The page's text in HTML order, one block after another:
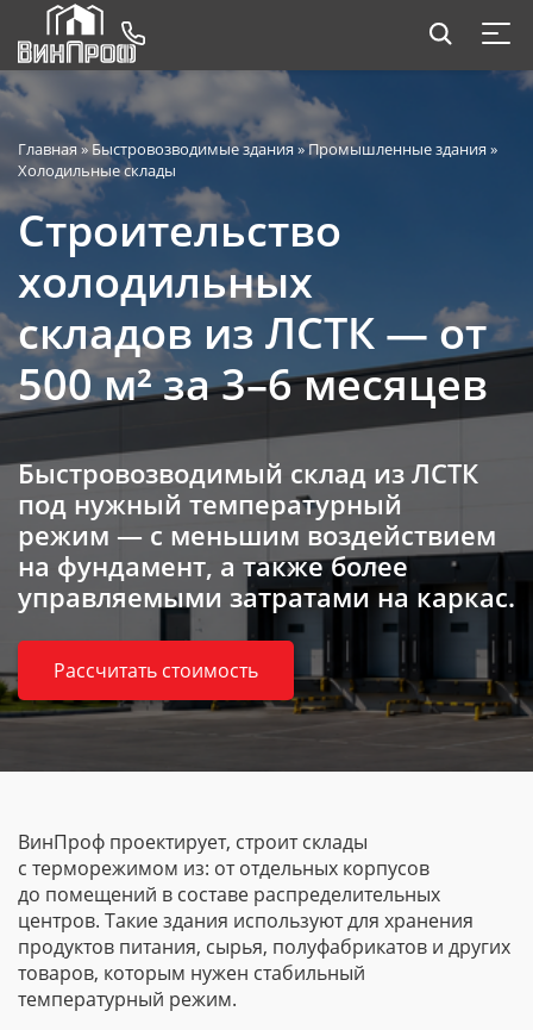
Главная» Быстровозводимые здания»Промышленные здания »
Холодильные склады
Строительство
холодильных
складов из ЛСТК — от
500 м² за 3–6 месяцев
Быстровозводимый склад из ЛСТК
под нужный температурный
режим — с меньшим воздействием
на фундамент, а также более
управляемыми затратами на каркас.
Рассчитать стоимость
ВинПроф проектирует, строит склады
с терморежимом из: от отдельных корпусов
до помещений в составе распределительных
центров. Такие здания используют для хранения
продуктов питания, сырья, полуфабрикатов и других
товаров, которым нужен стабильный
температурный режим.